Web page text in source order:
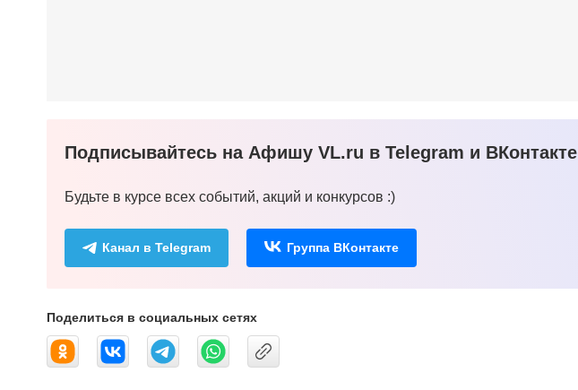
Подписывайтесь на Афишу VL.ru в Telegram и ВКонтакте
Будьте в курсе всех событий, акций и конкурсов :)
Канал в Telegram Группа ВКонтакте
Поделиться в социальных сетях